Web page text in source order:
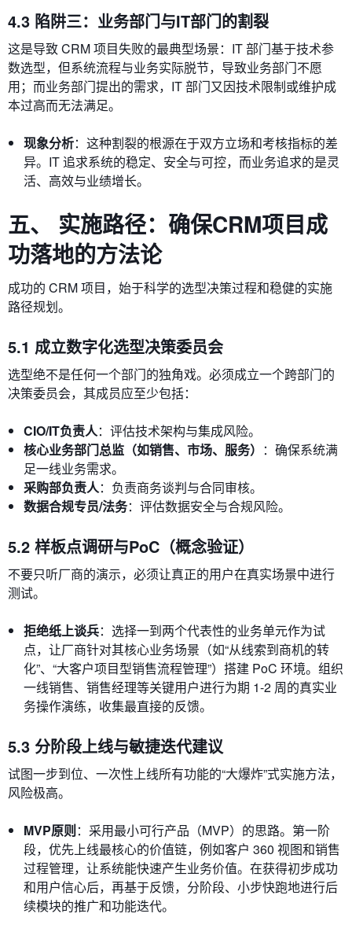
4.3 陷阱三：业务部门与IT部门的割裂
这是导致 CRM 项目失败的最典型场景：IT 部门基于技术参
数选型，但系统流程与业务实际脱节，导致业务部门不愿
用；而业务部门提出的需求，IT 部门又因技术限制或维护成
本过高而无法满足。
现象分析：这种割裂的根源在于双方立场和考核指标的差
异。IT 追求系统的稳定、安全与可控，而业务追求的是灵
活、高效与业绩增长。
五、 实施路径：确保CRM项目成
功落地的方法论
成功的 CRM 项目，始于科学的选型决策过程和稳健的实施
路径规划。
5.1 成立数字化选型决策委员会
选型绝不是任何一个部门的独角戏。必须成立一个跨部门的
决策委员会，其成员应至少包括：
CIO/IT负责人：评估技术架构与集成风险。
核心业务部门总监（如销售、市场、服务） ：确保系统满
足一线业务需求。
采购部负责人：负责商务谈判与合同审核。
数据合规专员/法务：评估数据安全与合规风险。
5.2 样板点调研与PoC（概念验证）
不要只听厂商的演示，必须让真正的用户在真实场景中进行
测试。
拒绝纸上谈兵：选择一到两个代表性的业务单元作为试
点，让厂商针对其核心业务场景（如“从线索到商机的转
化”、“大客户项目型销售流程管理”）搭建 PoC 环境。组织
一线销售、销售经理等关键用户进行为期 1-2 周的真实业
务操作演练，收集最直接的反馈。
5.3 分阶段上线与敏捷迭代建议
试图一步到位、一次性上线所有功能的“大爆炸”式实施方法，
风险极高。
MVP原则：采用最小可行产品（MVP）的思路。第一阶
段，优先上线最核心的价值链，例如客户 360 视图和销售
过程管理，让系统能快速产生业务价值。在获得初步成功
和用户信心后，再基于反馈，分阶段、小步快跑地进行后
续模块的推广和功能迭代。